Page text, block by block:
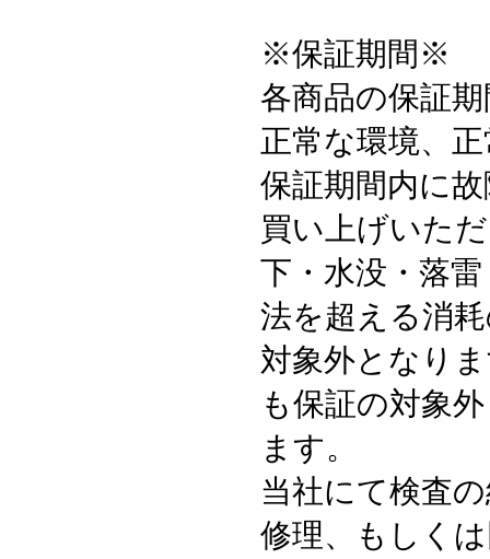
※保証期間※
各商品の保証
正常な環境、
保証期間内に
買い上げいた
下・水没・落
法を超える消
対象外となり
も保証の対象
ます。
当社にて検査
修理、もしく